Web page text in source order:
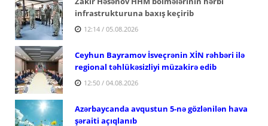
infrastrukturuna baxış keçirib
12:14 / 05.08.2026
Ceyhun Bayramov İsveçrənin XİN rəhbəri ilə
regional təhlükəsizliyi müzakirə edib
12:50 / 04.08.2026
Azərbaycanda avqustun 5-nə gözlənilən hava
şəraiti açıqlanıb